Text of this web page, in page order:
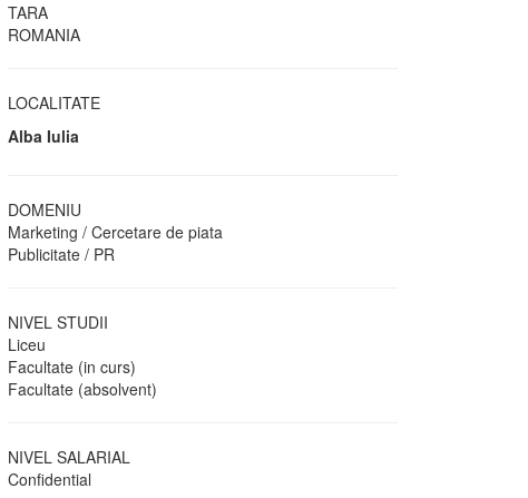
TARA
ROMANIA
LOCALITATE
Alba Iulia
DOMENIU
Marketing / Cercetare de piata
Publicitate / PR
NIVEL STUDII
Liceu
Facultate (in curs)
Facultate (absolvent)
NIVEL SALARIAL
Confidential